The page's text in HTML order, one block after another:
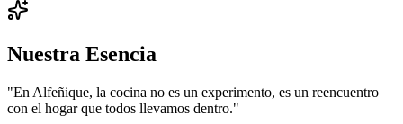
Nuestra Esencia
"En Alfeñique, la cocina no es un experimento, es un reencuentro
con el hogar que todos llevamos dentro."